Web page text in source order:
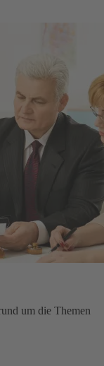
um die Themen